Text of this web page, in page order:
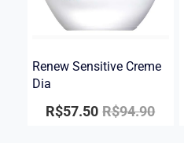
Renew Sensitive Creme
Dia
R$94.90
R$57.50